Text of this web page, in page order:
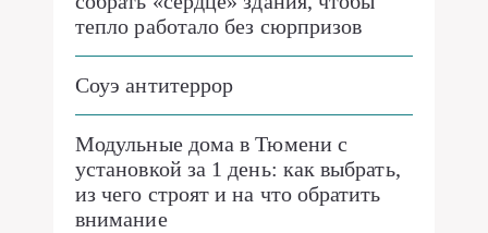
тепло работало без сюрпризов
Соуэ антитеррор
Модульные дома в Тюмени с
установкой за 1 день: как выбрать,
из чего строят и на что обратить
внимание